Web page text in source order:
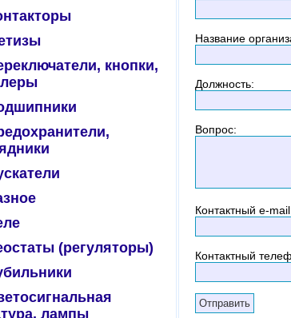
кнопки,
(регуляторы)
лампы
Название
Должность:
Вопрос:
Контактный e-
Контактный